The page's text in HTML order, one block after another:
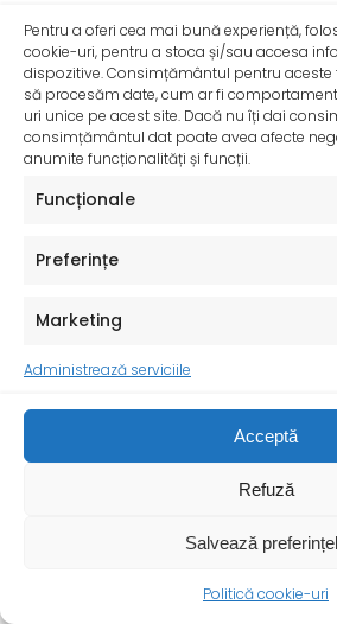
Pentru a oferi cea mai bună experiență,
cookie-uri, pentru a stoca și/sau accesa
dispozitive. Consimțământul pentru
să procesăm date, cum ar fi
uri unice pe acest site. Dacă nu îți dai
consimțământul dat poate avea afecte
anumite funcționalități și funcții.
Funcționale
Preferințe
Marketing
Administrează serviciile
Acceptă
Refuză
Salvează
Politică cookie-uri
InfoMama – Ghidul mamei pe
primul an de viață al
De peste 35 de ani,
desfășoară activități dedicate